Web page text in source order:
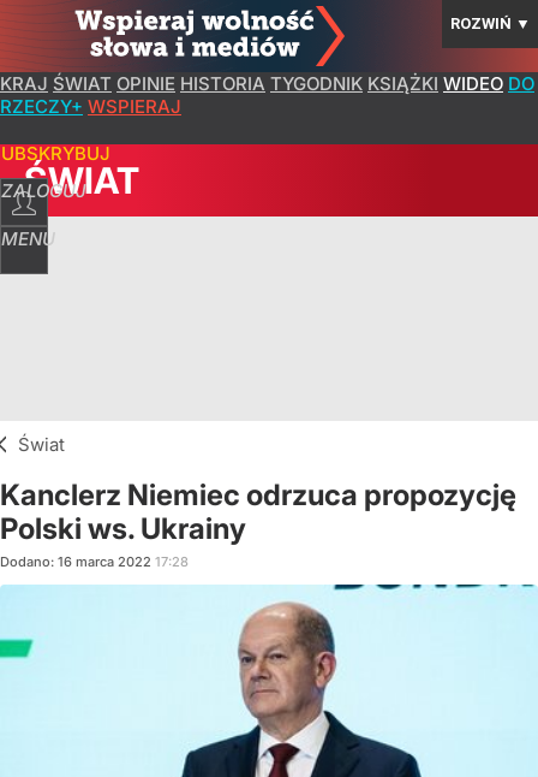
ROZWIŃ ▼
KRAJ ŚWIAT OPINIE HISTORIA TYGODNIK KSIĄŻKI WIDEO DO
RZECZY+ WSPIERAJ
ZALOGUJ
MENU
ŚWIAT
Świat
Kanclerz Niemiec odrzuca propozycję
Polski ws. Ukrainy
Dodano: 16 marca 2022 17:28